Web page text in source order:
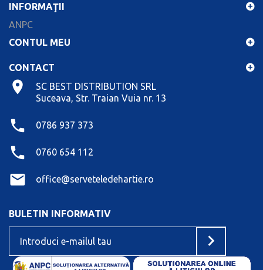
INFORMAŢII
ANPC
CONTUL MEU
CONTACT
SC BEST DISTRIBUTION SRL
Suceava, Str. Traian Vuia nr. 13
0786 937 373
0760 654 112
office@serveteledehartie.ro
BULETIN INFORMATIV